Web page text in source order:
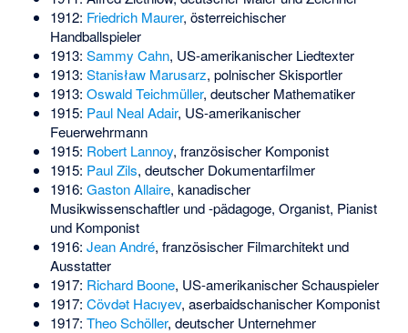
1912: Friedrich Maurer, österreichischer
Handballspieler
1913: Sammy Cahn, US-amerikanischer Liedtexter
1913: Stanisław Marusarz, polnischer Skisportler
1913: Oswald Teichmüller, deutscher Mathematiker
1915: Paul Neal Adair, US-amerikanischer
Feuerwehrmann
1915: Robert Lannoy, französischer Komponist
1915: Paul Zils, deutscher Dokumentarfilmer
1916: Gaston Allaire, kanadischer
Musikwissenschaftler und -pädagoge, Organist, Pianist
und Komponist
1916: Jean André, französischer Filmarchitekt und
Ausstatter
1917: Richard Boone, US-amerikanischer Schauspieler
1917: Cövdət Hacıyev, aserbaidschanischer Komponist
1917: Theo Schöller, deutscher Unternehmer